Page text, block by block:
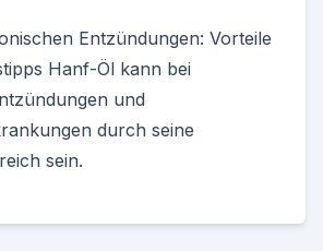
Entzündungen: Vorteile
Hanf-Öl kann bei
und
durch seine
sein.